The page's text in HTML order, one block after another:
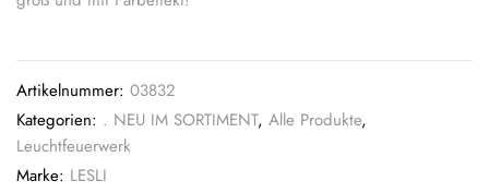
Artikelnummer: 03832
Kategorien: . NEU IM SORTIMENT, Alle Produkte,
Leuchtfeuerwerk
Marke: LESLI